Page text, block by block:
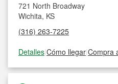
721 North Broadway
Wichita, KS
(316) 263-7225
Detalles|Cómo llegar|Compra